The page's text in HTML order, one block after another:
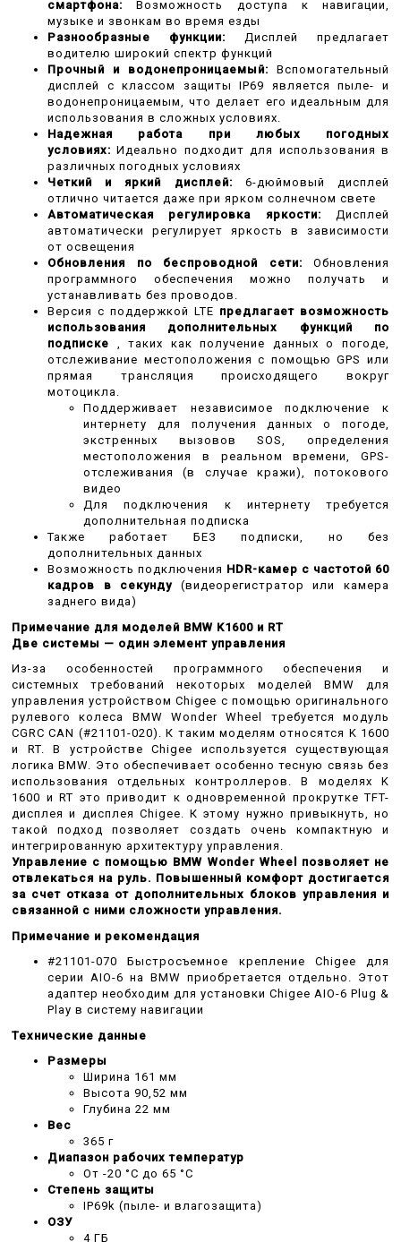
смартфона:
Возможность доступа к навигации,
музыке и звонкам во время езды
Разнообразные функции:
Дисплей предлагает
водителю широкий спектр функций
Прочный и водонепроницаемый:
Вспомогательный
дисплей с классом защиты IP69 является пыле- и
водонепроницаемым, что делает его идеальным для
использования в сложных условиях.
Надежная работа при любых погодных
условиях: Идеально подходит для использования в
различных погодных условиях
Четкий и яркий дисплей:
6-дюймовый дисплей
отлично читается даже при ярком солнечном свете
Автоматическая регулировка яркости:
Дисплей
автоматически регулирует яркость в зависимости
от освещения
Обновления по беспроводной сети:
Обновления
программного обеспечения можно получать и
устанавливать без проводов.
Версия с поддержкой LTE предлагает возможность
использования дополнительных функций по
подписке
, таких как получение данных о погоде,
отслеживание местоположения с помощью GPS или
прямая трансляция происходящего вокруг
мотоцикла.
Поддерживает независимое подключение к
интернету для получения данных о погоде,
экстренных вызовов SOS, определения
местоположения в реальном времени, GPS-
отслеживания (в случае кражи), потокового
видео
Для подключения к интернету требуется
дополнительная подписка
Также работает БЕЗ подписки, но без
дополнительных данных
Возможность подключения HDR-камер с частотой 60
кадров в секунду
(видеорегистратор или камера
заднего вида)
Примечание для моделей BMW K1600 и RT
Две системы — один элемент управления
Из-за особенностей программного обеспечения и
системных требований некоторых моделей BMW для
управления устройством Chigee с помощью оригинального
рулевого колеса BMW Wonder Wheel требуется модуль
CGRC CAN (#21101-020). К таким моделям относятся K 1600
и RT.
В устройстве Chigee используется существующая
логика BMW. Это обеспечивает особенно тесную связь без
использования отдельных контроллеров.
В моделях K
1600 и RT это приводит к одновременной прокрутке TFT-
дисплея и дисплея Chigee. К этому нужно привыкнуть, но
такой подход позволяет создать очень компактную и
интегрированную архитектуру управления.
Управление с помощью BMW Wonder Wheel позволяет не
отвлекаться на руль. Повышенный комфорт достигается
за счет отказа от дополнительных блоков управления и
связанной с ними сложности управления.
Примечание и рекомендация
#21101-070 Быстросъемное крепление Chigee для
серии AIO-6 на BMW приобретается отдельно. Этот
адаптер необходим для установки Chigee AIO-6 Plug &
Play в систему навигации
Технические данные
Размеры
Ширина 161 мм
Высота 90,52 мм
Глубина 22 мм
Вес
365 г
Диапазон рабочих температур
От -20 °C до 65 °C
Степень защиты
IP69k (пыле- и влагозащита)
ОЗУ
4 ГБ